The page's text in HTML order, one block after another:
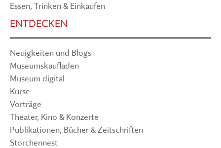
Essen, Trinken & Einkaufen
ENTDECKEN
Neuigkeiten und Blogs
Museumskaufladen
Museum digital
Kurse
Vorträge
Theater, Kino & Konzerte
Publikationen, Bücher & Zeitschriften
Storchennest